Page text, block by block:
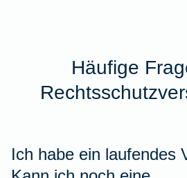
Häufige
Ich habe ein laufendes